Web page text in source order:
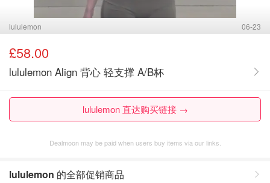
lululemon 06-23
£58.00
lululemon Align 背心 轻支撑 A/B杯
lululemon 直达购买链接 →
Dealmoon may be paid when users buy items via our links.
lululemon 的全部促销商品